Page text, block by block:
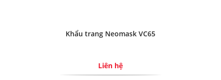
Khẩu trang Neomask VC65
Liên hệ